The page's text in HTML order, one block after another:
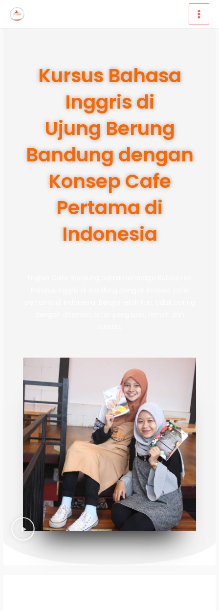
Lewati
konten
Kursus Bahasa
Inggris di
Ujung Berung
Bandung dengan
Konsep Cafe
Pertama di
Indonesia